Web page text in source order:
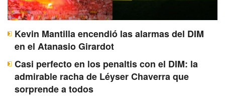
Kevin Mantilla encendió las alarmas del DIM
en el Atanasio Girardot
Casi perfecto en los penaltis con el DIM: la
admirable racha de Léyser Chaverra que
sorprende a todos